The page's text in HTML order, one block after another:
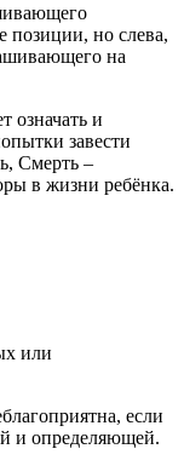
позиции, но слева,
на
означать и
завести
Смерть –
в жизни ребёнка.
или
если
и определяющей.